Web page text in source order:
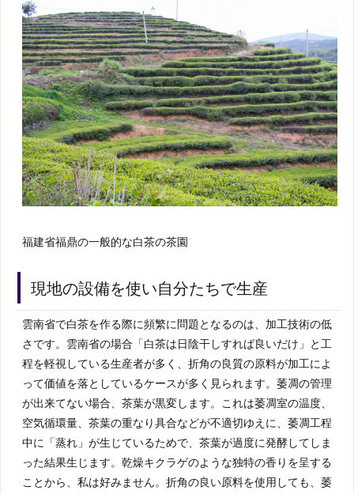
福建省福鼎の一般的な白茶の茶園
現地の設備を使い自分たちで生産
雲南省で白茶を作る際に頻繁に問題となるのは、加工技術の低
さです。雲南省の場合「白茶は日陰干しすれば良いだけ」と工
程を軽視している生産者が多く、折角の良質の原料が加工によ
って価値を落としているケースが多く見られます。萎凋の管理
が出来てない場合、茶葉が黒変します。これは萎凋室の温度、
空気循環量、茶葉の重なり具合などが不適切ゆえに、萎凋工程
中に「蒸れ」が生じているためで、茶葉が過度に発酵してしま
った結果生じます。乾燥キクラゲのような独特の香りを呈する
ことから、私は好みません。折角の良い原料を使用しても、萎